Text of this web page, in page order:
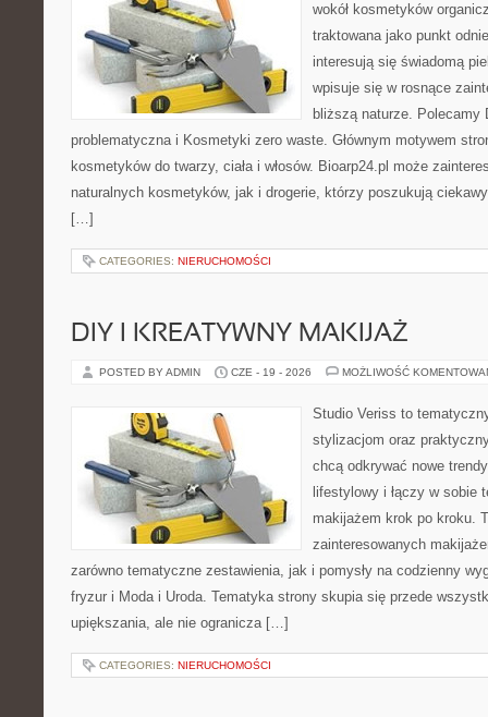
wokół kosmetyków
traktowana jako punkt
interesują się świadomą
wpisuje się w rosnące
bliższą naturze. Polecamy
problematyczna i Kosmetyki zero waste. Głównym motywem
kosmetyków do twarzy, ciała i włosów. Bioarp24.pl może
naturalnych kosmetyków, jak i drogerie, którzy poszukują
[…]
CATEGORIES: NIERUCHOMOŚCI
DIY I KREATYWNY MAKIJAŻ
POSTED BY ADMIN CZE - 19 - 2026 MOŻLIWOŚĆ
Studio Veriss to
stylizacjom oraz
chcą odkrywać nowe
lifestylowy i łączy w sobie
makijażem krok po kroku.
zainteresowanych
zarówno tematyczne zestawienia, jak i pomysły na codzienny
fryzur i Moda i Uroda. Tematyka strony skupia się przede
upiększania, ale nie ogranicza […]
CATEGORIES: NIERUCHOMOŚCI